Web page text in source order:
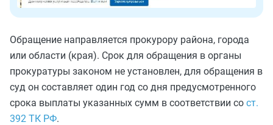
Обращение направляется прокурору района, города
или области (края). Срок для обращения в органы
прокуратуры законом не установлен, для обращения в
суд он составляет один год со дня предусмотренного
срока выплаты указанных сумм в соответствии со ст.
392 ТК РФ.